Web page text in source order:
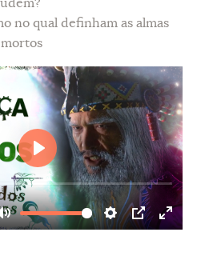
no qual definham as almas